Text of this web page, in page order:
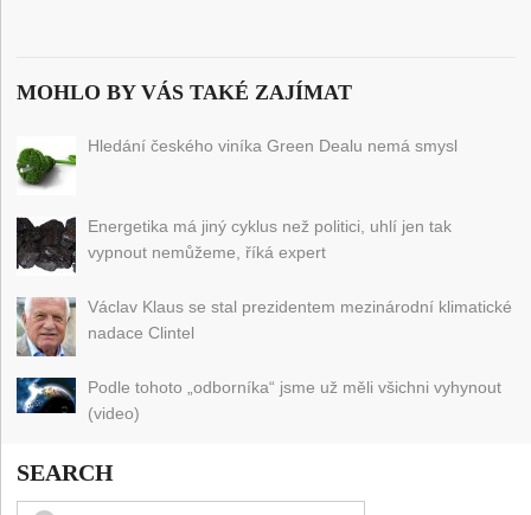
MOHLO BY VÁS TAKÉ ZAJÍMAT
Hledání českého viníka Green Dealu nemá smysl
Energetika má jiný cyklus než politici, uhlí jen tak
vypnout nemůžeme, říká expert
Václav Klaus se stal prezidentem mezinárodní klimatické
nadace Clintel
Podle tohoto „odborníka“ jsme už měli všichni vyhynout
(video)
SEARCH